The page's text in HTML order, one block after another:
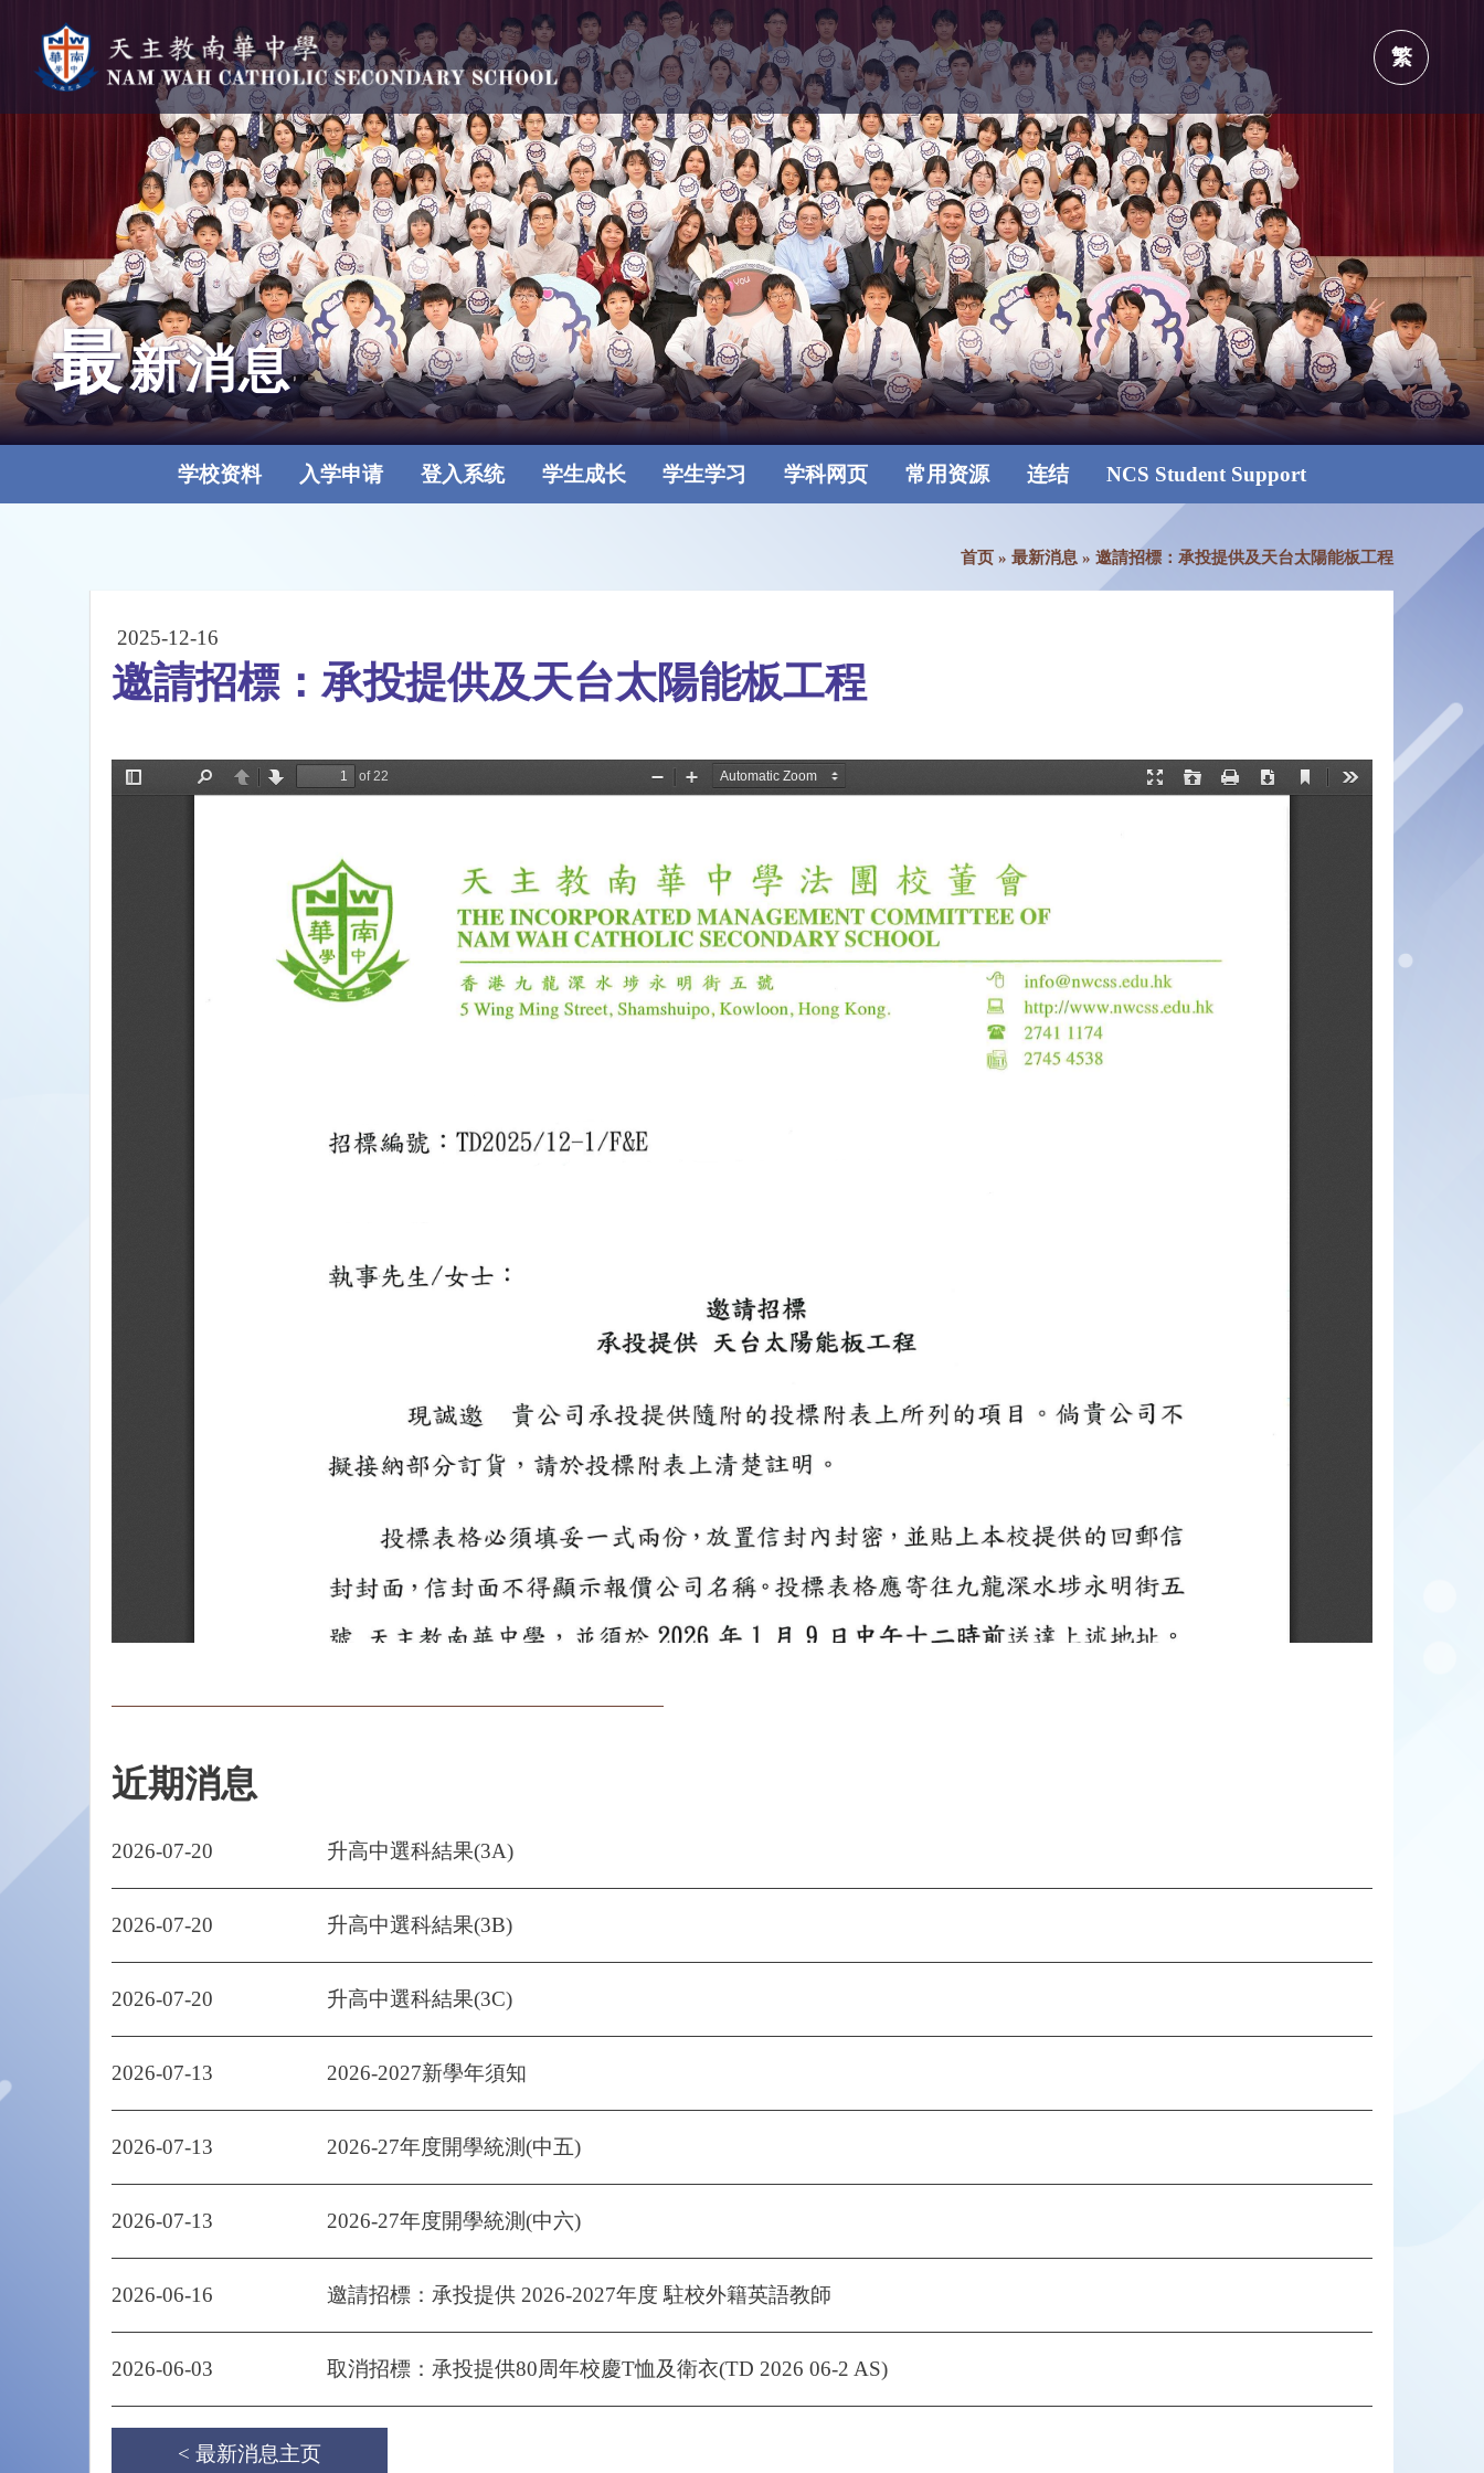
繁
最新消息
学校资料 入学申请 登入系统 学生成长 学生学习 学科网页 常用资源 连结 NCS Student Support
首页» 最新消息 » 邀請招標：承投提供及天台太陽能板工程
2025-12-16
邀請招標：承投提供及天台太陽能板工程
近期消息
2026-07-20 升高中選科結果(3A)
2026-07-20 升高中選科結果(3B)
2026-07-20 升高中選科結果(3C)
2026-07-13 2026-2027新學年須知
2026-07-13 2026-27年度開學統測(中五)
2026-07-13 2026-27年度開學統測(中六)
2026-06-16 邀請招標：承投提供 2026-2027年度 駐校外籍英語教師
2026-06-03 取消招標：承投提供80周年校慶T恤及衛衣(TD 2026 06-2 AS)
< 最新消息主页